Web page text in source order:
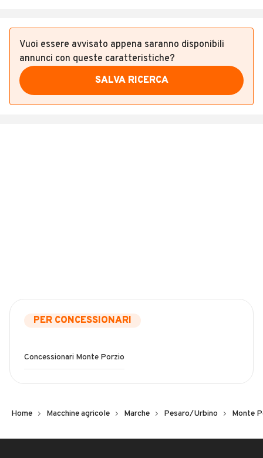
Vuoi essere avvisato appena saranno disponibili
annunci con queste caratteristiche?
SALVA RICERCA
PER CONCESSIONARI
Concessionari Monte Porzio
Home Macchine agricole Marche Pesaro/Urbino Monte